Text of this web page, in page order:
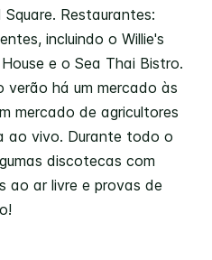
Restaurantes:
incluindo o Willie's
e o Sea Thai Bistro.
verão há um mercado às
mercado de agricultores
ao vivo. Durante todo o
discotecas com
ao ar livre e provas de